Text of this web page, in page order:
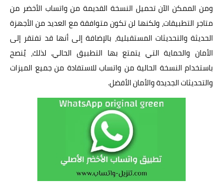
ومن الممكن الآن تحميل النسخة القديمة من واتساب الأخضر من
متاجر التطبيقات، ولكنها لن تكون متوافقة مع العديد من الأجهزة
الحديثة والتحديثات المستقبلية، بالإضافة إلى أنها قد تفتقر إلى
الأمان والحماية التي يتمتع بها التطبيق الحالي. لذلك، يُنصح
باستخدام النسخة الحالية من واتساب للاستفادة من جميع الميزات
والتحديثات الجديدة والأمان الأفضل.